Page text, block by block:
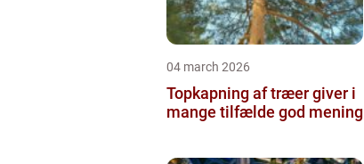
04 march 2026
Topkapning af træer giver i
mange tilfælde god mening